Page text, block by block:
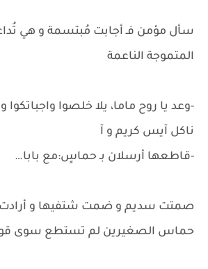
سأل مؤمن فـ أجابت مُبتسمة و هي
المتموجة الناعمة
-وعد يا روح ماما، يلا خلصوا واجباتكوا
ناكل آيس كريم و آ
-قاطعها أرسلان بـ حماسٍ:مع بابا…
صمتت سديم و ضمت شتفيها و أرادت
حماس الصغيرين لم تستطع سوى قول